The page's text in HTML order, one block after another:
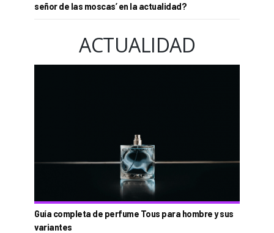
señor de las moscas’ en la actualidad?
ACTUALIDAD
Guía completa de perfume Tous para hombre y sus
variantes